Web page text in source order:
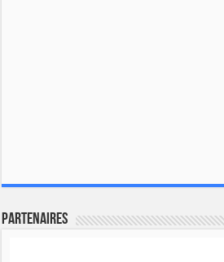
Partenaires